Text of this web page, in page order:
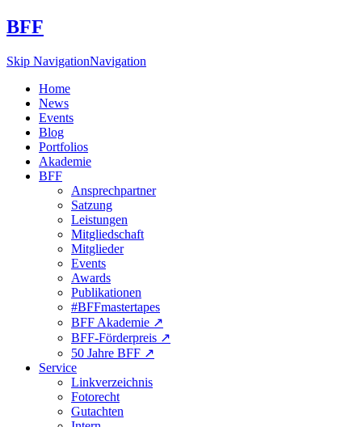
BFF
Skip NavigationNavigation
Home
News
Events
Blog
Portfolios
Akademie
BFF
Ansprechpartner
Satzung
Leistungen
Mitgliedschaft
Mitglieder
Events
Awards
Publikationen
#BFFmastertapes
BFF Akademie ↗︎
BFF-Förderpreis ↗︎
50 Jahre BFF ↗︎
Service
Linkverzeichnis
Fotorecht
Gutachten